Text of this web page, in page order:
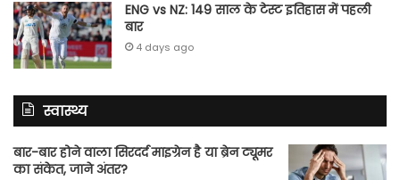
ENG vs NZ: 149 साल के टेस्‍ट इतिहास में पहली
बार
4 days ago
स्वास्थ्य
बार-बार होने वाला सिरदर्द माइग्रेन है या ब्रेन ट्यूमर
का संकेत, जाने अंतर?